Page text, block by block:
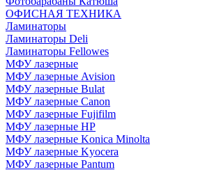
ОФИСНАЯ ТЕХНИКА
Ламинаторы
Ламинаторы Deli
Ламинаторы Fellowes
МФУ лазерные
МФУ лазерные Avision
МФУ лазерные Bulat
МФУ лазерные Canon
МФУ лазерные Fujifilm
МФУ лазерные HP
МФУ лазерные Konica Minolta
МФУ лазерные Kyocera
МФУ лазерные Pantum